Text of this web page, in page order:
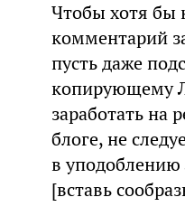
Чтобы хотя бы
комментарий
пусть даже
копирующему
заработать на
блоге, не
в
[вставь